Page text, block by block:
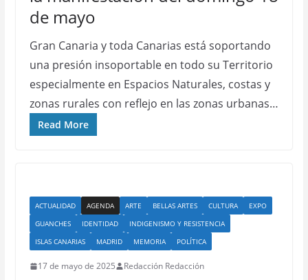
de mayo
Gran Canaria y toda Canarias está soportando
una presión insoportable en todo su Territorio
especialmente en Espacios Naturales, costas y
zonas rurales con reflejo en las zonas urbanas…
Read More
ACTUALIDAD AGENDA ARTE BELLAS ARTES CULTURA
EXPO
GUANCHES
IDENTIDAD
INDIGENISMO Y RESISTENCIA
ISLAS CANARIAS
MADRID MEMORIA POLÍTICA
17 de mayo de 2025 Redacción Redacción